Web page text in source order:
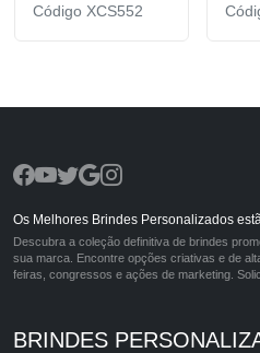
Código XCS552
Os Melhores Brindes Personalizados
Descubra a coleção definitiva de brindes
sua marca. Encontre opções criativas e de
feiras, congressos e ações de marketing.
BRINDES